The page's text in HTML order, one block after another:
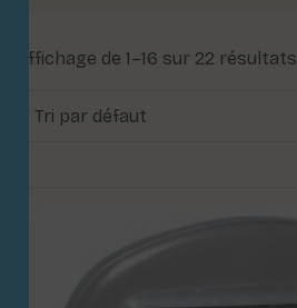
Affichage de 1–16 sur 22 résultats